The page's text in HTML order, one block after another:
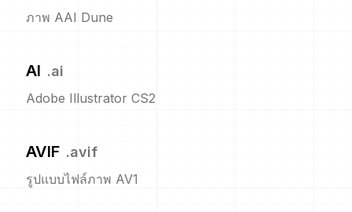
ภาพ AAI Dune
AI .ai
Adobe Illustrator CS2
AVIF .avif
รูปแบบไฟล์ภาพ AV1